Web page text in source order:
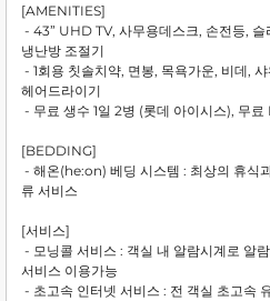
[AMENITIES]
- 43” UHD TV, 사무용데스크, 손전등,
냉난방 조절기
- 1회용 칫솔치약, 면봉, 목욕가운, 비데,
헤어드라이기
- 무료 생수 1일 2병 (롯데 아이시스), 무
[BEDDING]
- 해온(he:on) 베딩 시스템 : 최상의 휴식
류 서비스
[서비스]
- 모닝콜 서비스 : 객실 내 알람시계로 알
서비스 이용가능
- 초고속 인터넷 서비스 : 전 객실 초고속